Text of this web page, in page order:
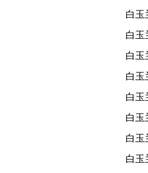
白玉
白玉
白玉
白玉
白玉
白玉
白玉
白玉